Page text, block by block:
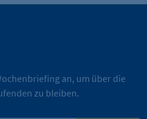
IHK Berlin Unternehmen
an, um über die
zu bleiben.